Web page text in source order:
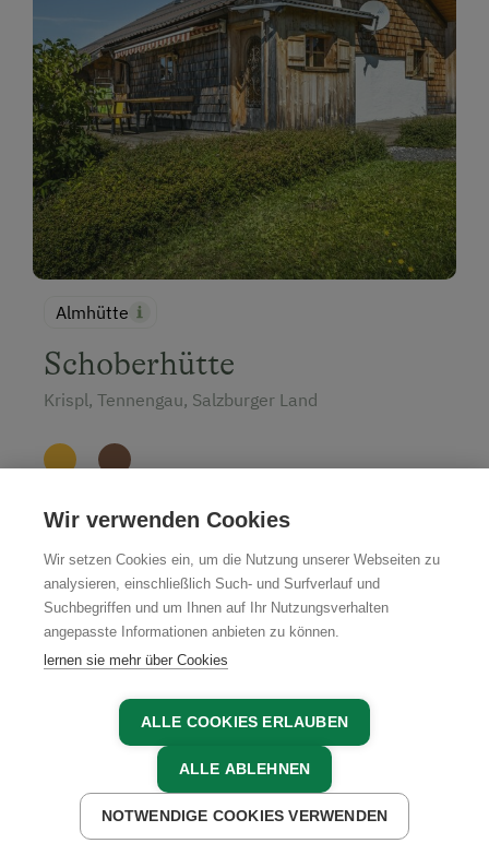
Almhütte
Schoberhütte
Krispl, Tennengau, Salzburger Land
JETZT BUCHEN
Unsere Partner in der Region
JETZT ANFRAGEN JETZT BUCHEN
Wir verwenden Cookies
Wir setzen Cookies ein, um die Nutzung unserer Webseiten zu
analysieren, einschließlich Such- und Surfverlauf und
Suchbegriffen und um Ihnen auf Ihr Nutzungsverhalten
angepasste Informationen anbieten zu können.
lernen sie mehr über Cookies
ALLE COOKIES ERLAUBEN
ALLE ABLEHNEN
NOTWENDIGE COOKIES VERWENDEN